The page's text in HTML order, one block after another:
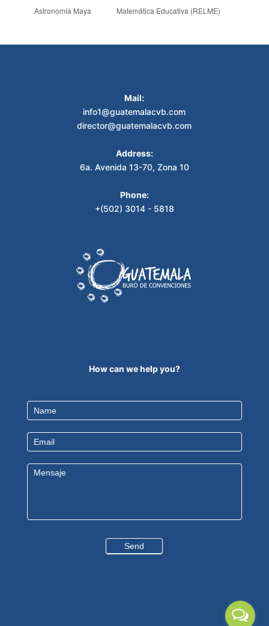
Astronomía Maya
Matemática Educativa (RELME)
Mail:
info1@guatemalacvb.com
director@guatemalacvb.com
Address:
6a. Avenida 13-70, Zona 10
Phone:
+(502) 3014 - 5818
How can we help you?
Contact
Us
EN
Send